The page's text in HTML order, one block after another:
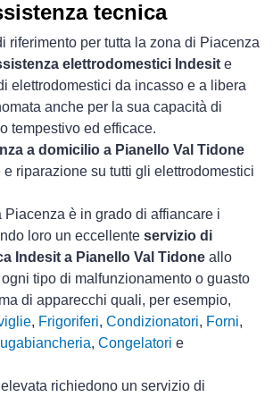
tecnica
riferimento per tutta la zona di Piacenza
elettrodomestici Indesit e
elettrodomestici da incasso e a libera
anche per la sua capacità di
tempestivo ed efficace.
a domicilio a Pianello Val Tidone
riparazione su tutti gli elettrodomestici
Piacenza è in grado di affiancare i
loro un eccellente servizio di
Indesit a Pianello Val Tidone allo
tipo di malfunzionamento o guasto
di apparecchi quali, per esempio,
, Frigoriferi, Condizionatori, Forni,
, Congelatori e
richiedono un servizio di